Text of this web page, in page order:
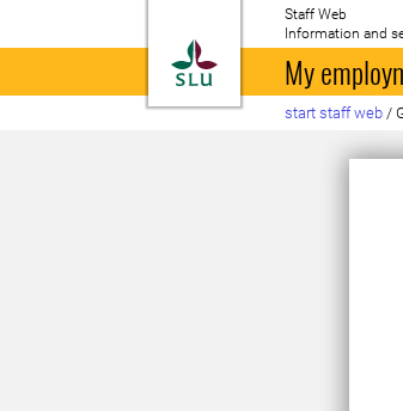
To startpage
Staff Web
Information and
My
start staff web /